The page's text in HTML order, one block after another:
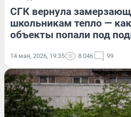
СГК вернула
школьникам тепло —
объекты попали под
14 мая, 2026, 19:35 8 046 99